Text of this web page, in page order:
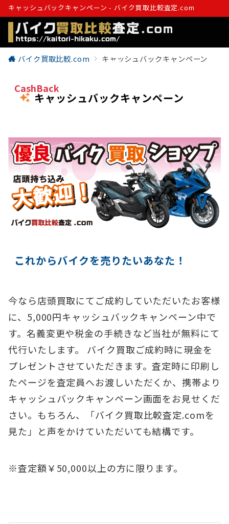
キャッシュバックキャンペーン - バイク買取比較査定.com
Menu
バイク買取比較.com キャッシュバックキャンペーン
CashBack
キャッシュバックキャンペーン
これからバイクを売りたいあなた！
今なら店頭買取にてご成約していただいたお客様
に、5,000円キャッシュバックキャンペーン中で
す。名義変更や税金の手続きなど当社が無料にて
代行いたします。 バイク買取ご成約時に現金を
プレゼントさせていただきます。査定時に印刷し
たページを査定員へお渡しいただくか、携帯より
キャッシュバックキャンペーン画面をお見せくだ
さい。もちろん、「バイク買取比較査定.comを
見た」と声をかけていただいても結構です。
※査定額￥50,000以上の方に限ります。